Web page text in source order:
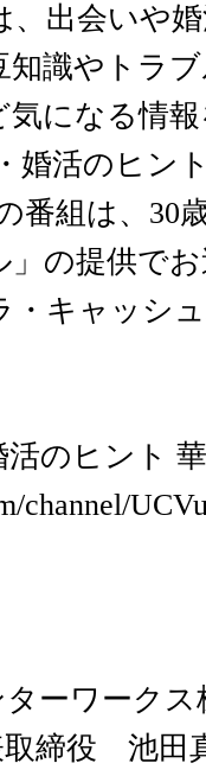
出会いや
知識やトラ
になる情
婚活のヒン
番組は、30
」の提供で
・キャッシ
のヒント
channel/
ークス
役 池田